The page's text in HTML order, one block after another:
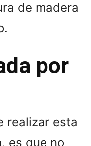
de madera
por
realizar esta
, es que no